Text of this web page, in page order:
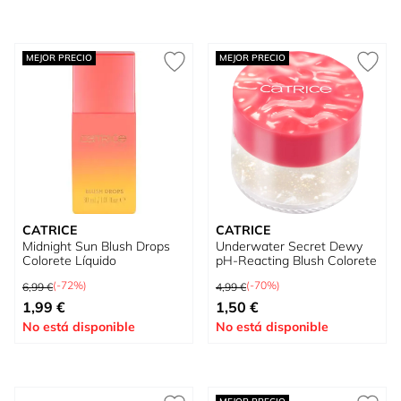
MEJOR PRECIO
CATRICE
Midnight Sun Blush Drops
Colorete Líquido
Precio habitual
6,99 €(-72%)
Precio especial
1,99 €
No está disponible
MEJOR PRECIO
CATRICE
Underwater Secret Dewy
pH-Reacting Blush Colorete
Precio habitual
4,99 €(-70%)
Precio especial
1,50 €
No está disponible